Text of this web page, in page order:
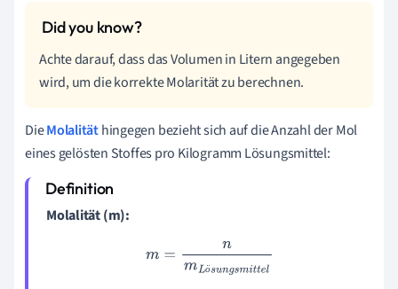
Achte darauf, dass das Volumen in Litern angegeben
wird, um die korrekte Molarität zu berechnen.
DieMolalitäthingegen bezieht sich auf die Anzahl der Mol
eines gelösten Stoffes pro Kilogramm Lösungsmittel:
Molalität (m):
ö
m =n mLösungsmittel